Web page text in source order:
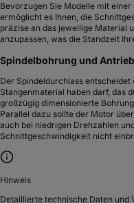
Bevorzugen Sie Modelle mit
ermöglicht es Ihnen, die
präzise an das jeweilige Material
anzupassen, was die Standzeit
Spindelbohrung und
Der Spindeldurchlass
Stangenmaterial haben darf, das
großzügig dimensionierte
Parallel dazu sollte der Motor
auch bei niedrigen Drehzahlen
Schnittgeschwindigkeit nicht
Hinweis
Detaillierte technische Daten und